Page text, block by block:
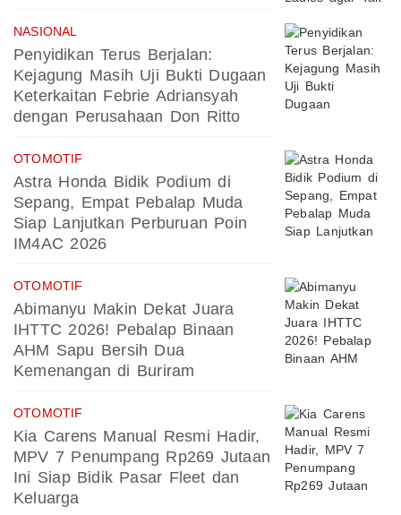
NASIONAL
Penyidikan Terus Berjalan:
Kejagung Masih Uji Bukti Dugaan
Keterkaitan Febrie Adriansyah
dengan Perusahaan Don Ritto
OTOMOTIF
Astra Honda Bidik Podium di
Sepang, Empat Pebalap Muda
Siap Lanjutkan Perburuan Poin
IM4AC 2026
OTOMOTIF
Abimanyu Makin Dekat Juara
IHTTC 2026! Pebalap Binaan
AHM Sapu Bersih Dua
Kemenangan di Buriram
OTOMOTIF
Kia Carens Manual Resmi Hadir,
MPV 7 Penumpang Rp269 Jutaan
Ini Siap Bidik Pasar Fleet dan
Keluarga